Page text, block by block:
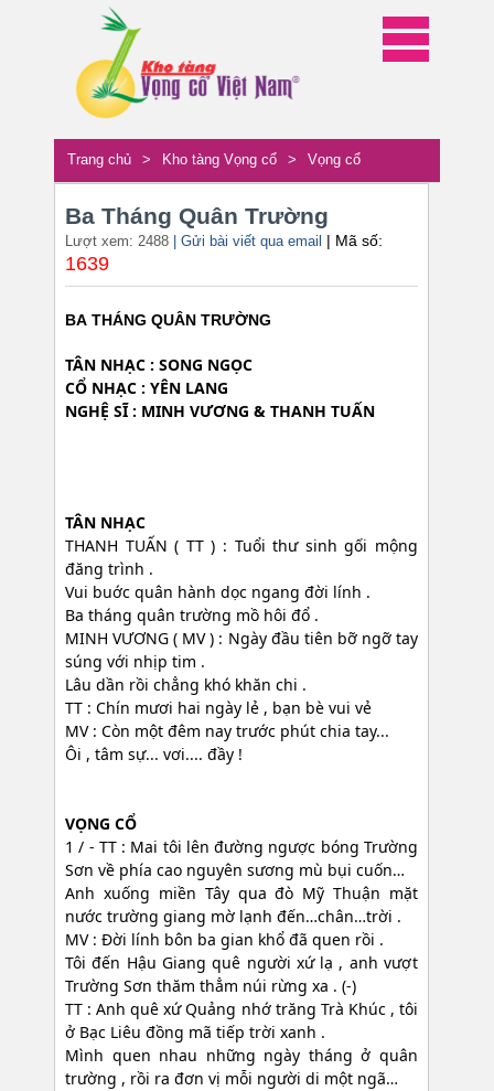
Trang chủ > Kho tàng Vọng cổ > Vọng cổ
Ba Tháng Quân Trường
Lượt xem: 2488 | Gửi bài viết qua email | Mã số:
1639
BA THÁNG QUÂN TRƯỜNG
TÂN NHẠC : SONG NGỌC
CỔ NHẠC : YÊN LANG
NGHỆ SĨ : MINH VƯƠNG & THANH TUẤN
TÂN NHẠC
THANH TUẤN ( TT ) : Tuổi thư sinh gối mộng
đăng trình .
Vui buớc quân hành dọc ngang đời lính .
Ba tháng quân trường mồ hôi đổ .
MINH VƯƠNG ( MV ) : Ngày đầu tiên bỡ ngỡ tay
súng với nhịp tim .
Lâu dần rồi chẳng khó khăn chi .
TT : Chín mươi hai ngày lẻ , bạn bè vui vẻ
MV : Còn một đêm nay trước phút chia tay...
Ôi , tâm sự... vơi.... đầy !
VỌNG CỔ
1 / - TT : Mai tôi lên đường ngược bóng Trường
Sơn về phía cao nguyên sương mù bụi cuốn…
Anh xuống miền Tây qua đò Mỹ Thuận mặt
nước trường giang mờ lạnh đến…chân…trời .
MV : Đời lính bôn ba gian khổ đã quen rồi .
Tôi đến Hậu Giang quê người xứ lạ , anh vượt
Trường Sơn thăm thẳm núi rừng xa . (-)
TT : Anh quê xứ Quảng nhớ trăng Trà Khúc , tôi
ở Bạc Liêu đồng mã tiếp trời xanh .
Mình quen nhau những ngày tháng ở quân
trường , rồi ra đơn vị mỗi người di một ngã…